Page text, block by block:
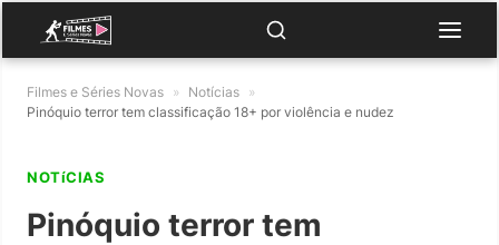
Filmes e Séries Novas » Notícias »
Pinóquio terror tem classificação 18+ por violência e nudez
NOTíCIAS
Pinóquio terror tem